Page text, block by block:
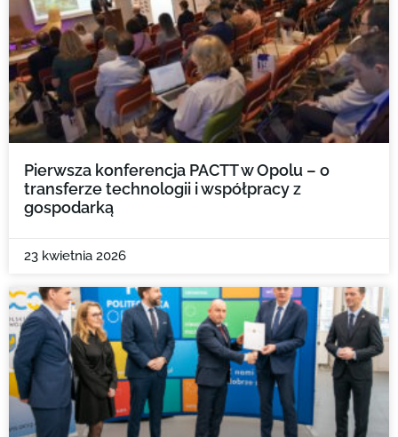
Pierwsza konferencja PACTT w Opolu – o
transferze technologii i współpracy z
gospodarką
23 kwietnia 2026